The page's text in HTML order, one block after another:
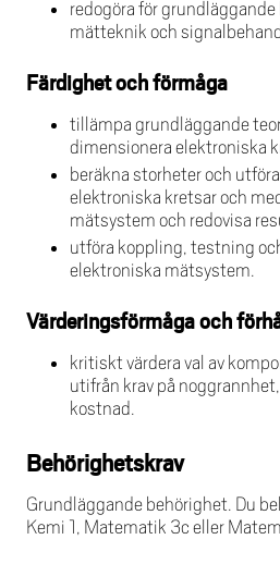
redogöra för
mätteknik och
Färdighet och förmåga
tillämpa grundläggande
dimensionera elektroniska
beräkna storheter och
elektroniska kretsar och
mätsystem och redovisa
utföra koppling, testning
elektroniska mätsystem.
Värderingsförmåga och
kritiskt värdera val av
utifrån krav på
kostnad.
Behörighetskrav
Grundläggande behörighet. Du
Kemi 1, Matematik 3c eller